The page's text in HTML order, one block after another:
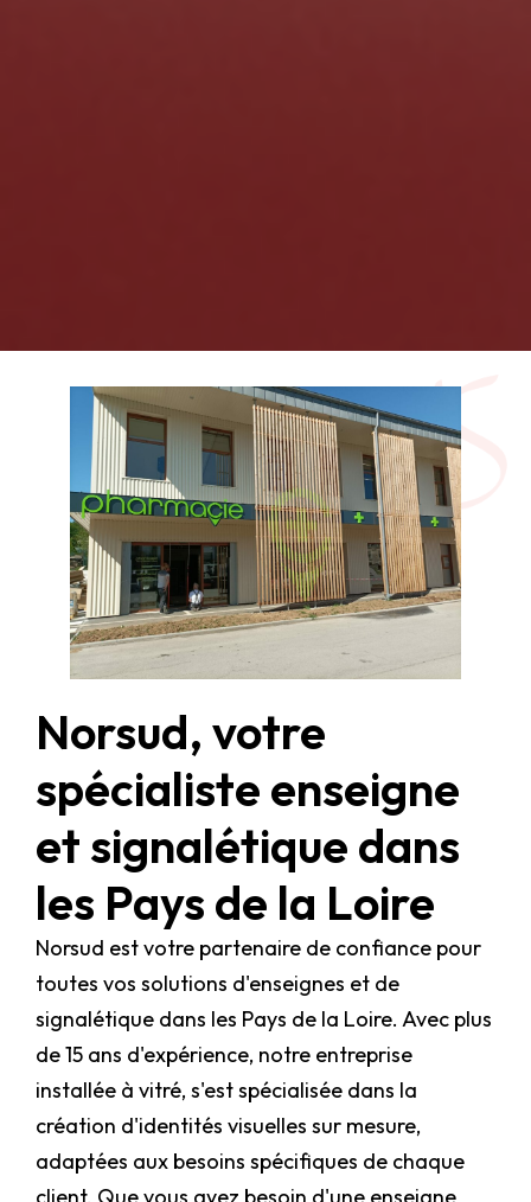
Norsud, votre
spécialiste enseigne
et signalétique dans
les Pays de la Loire
Norsud est votre partenaire de confiance pour
toutes vos solutions d'enseignes et de
signalétique dans les Pays de la Loire. Avec plus
de 15 ans d'expérience, notre entreprise
installée à vitré, s'est spécialisée dans la
création d'identités visuelles sur mesure,
adaptées aux besoins spécifiques de chaque
client. Que vous ayez besoin d'une enseigne